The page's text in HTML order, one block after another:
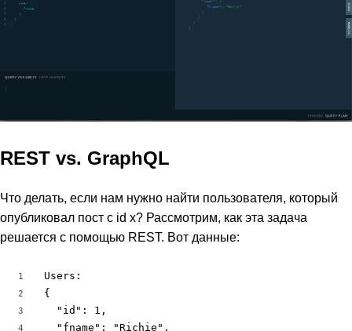
REST vs. GraphQL
Что делать, если нам нужно найти пользователя, который
опубликовал пост с id x? Рассмотрим, как эта задача
решается с помощью REST. Вот данные:
1
2
3
4
Users:
{
  "id": 1,
  "fname": "Richie",